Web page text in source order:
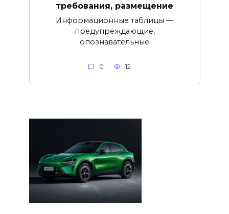
требования, размещение
Информационные таблицы —
предупреждающие,
опознавательные
0 12